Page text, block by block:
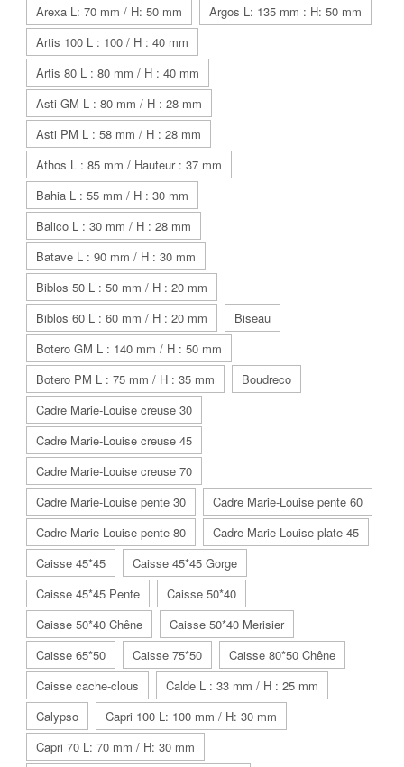
Arexa L: 70 mm / H: 50 mm
Argos L: 135 mm : H: 50 mm
Artis 100 L : 100 / H : 40 mm
Artis 80 L : 80 mm / H : 40 mm
Asti GM L : 80 mm / H : 28 mm
Asti PM L : 58 mm / H : 28 mm
Athos L : 85 mm / Hauteur : 37 mm
Bahia L : 55 mm / H : 30 mm
Balico L : 30 mm / H : 28 mm
Batave L : 90 mm / H : 30 mm
Biblos 50 L : 50 mm / H : 20 mm
Biblos 60 L : 60 mm / H : 20 mm
Biseau
Botero GM L : 140 mm / H : 50 mm
Botero PM L : 75 mm / H : 35 mm
Boudreco
Cadre Marie-Louise creuse 30
Cadre Marie-Louise creuse 45
Cadre Marie-Louise creuse 70
Cadre Marie-Louise pente 30
Cadre Marie-Louise pente 60
Cadre Marie-Louise pente 80
Cadre Marie-Louise plate 45
Caisse 45*45
Caisse 45*45 Gorge
Caisse 45*45 Pente
Caisse 50*40
Caisse 50*40 Chêne
Caisse 50*40 Merisier
Caisse 65*50
Caisse 75*50
Caisse 80*50 Chêne
Caisse cache-clous
Calde L : 33 mm / H : 25 mm
Calypso
Capri 100 L: 100 mm / H: 30 mm
Capri 70 L: 70 mm / H: 30 mm